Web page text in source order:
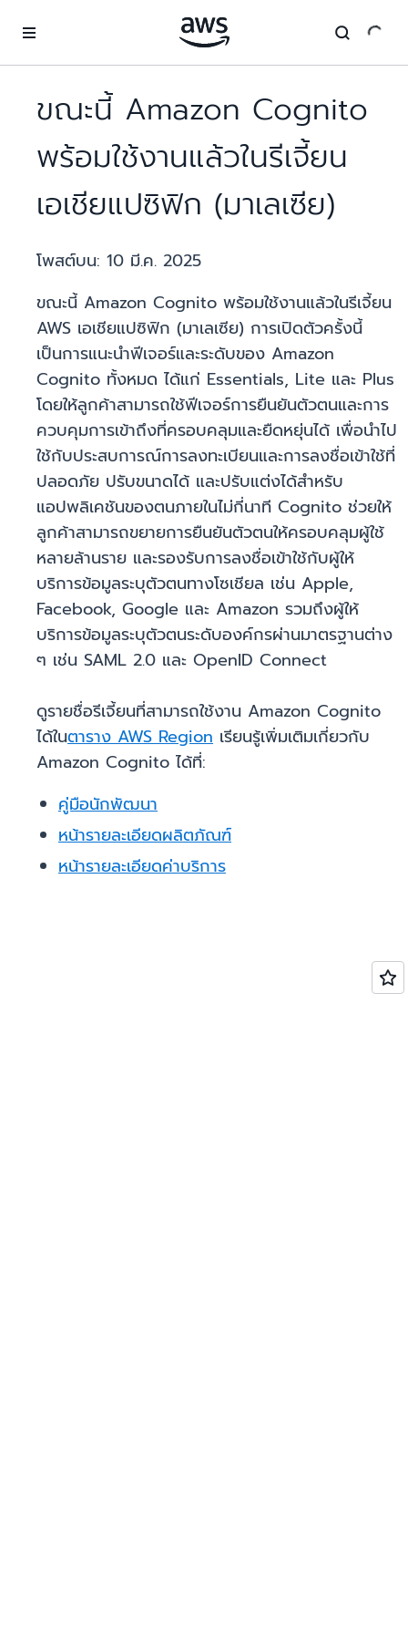
ขณะนี้ Amazon Cognito
พร้อมใช้งานแล้วในรีเจี้ยน
เอเชียแปซิฟิก (มาเลเซีย)
โพสต์บน: 10 มี.ค. 2025
ขณะนี้ Amazon Cognito พร้อมใช้งานแล้วในรีเจี้ยน
AWS เอเชียแปซิฟิก (มาเลเซีย) การเปิดตัวครั้งนี้
เป็นการแนะนำฟีเจอร์และระดับของ Amazon
Cognito ทั้งหมด ได้แก่ Essentials, Lite และ Plus
โดยให้ลูกค้าสามารถใช้ฟีเจอร์การยืนยันตัวตนและการ
ควบคุมการเข้าถึงที่ครอบคลุมและยืดหยุ่นได้ เพื่อนำไป
ใช้กับประสบการณ์การลงทะเบียนและการลงชื่อเข้าใช้ที่
ปลอดภัย ปรับขนาดได้ และปรับแต่งได้สำหรับ
แอปพลิเคชันของตนภายในไม่กี่นาที Cognito ช่วยให้
ลูกค้าสามารถขยายการยืนยันตัวตนให้ครอบคลุมผู้ใช้
หลายล้านราย และรองรับการลงชื่อเข้าใช้กับผู้ให้
บริการข้อมูลระบุตัวตนทางโซเชียล เช่น Apple,
Facebook, Google และ Amazon รวมถึงผู้ให้
บริการข้อมูลระบุตัวตนระดับองค์กรผ่านมาตรฐานต่าง
ๆ เช่น SAML 2.0 และ OpenID Connect
ดูรายชื่อรีเจี้ยนที่สามารถใช้งาน Amazon Cognito
ได้ในตาราง AWS Region เรียนรู้เพิ่มเติมเกี่ยวกับ
Amazon Cognito ได้ที่:
คู่มือนักพัฒนา
หน้ารายละเอียดผลิตภัณฑ์
หน้ารายละเอียดค่าบริการ